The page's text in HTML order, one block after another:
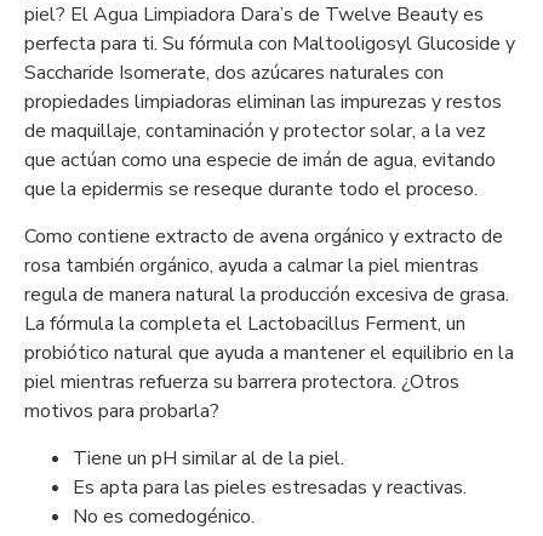
piel? El Agua Limpiadora Dara’s de Twelve Beauty es
perfecta para ti. Su fórmula con Maltooligosyl Glucoside y
Saccharide Isomerate, dos azúcares naturales con
propiedades limpiadoras eliminan las impurezas y restos
de maquillaje, contaminación y protector solar, a la vez
que actúan como una especie de imán de agua, evitando
que la epidermis se reseque durante todo el proceso.
Como contiene extracto de avena orgánico y extracto de
rosa también orgánico, ayuda a calmar la piel mientras
regula de manera natural la producción excesiva de grasa.
La fórmula la completa el Lactobacillus Ferment, un
probiótico natural que ayuda a mantener el equilibrio en la
piel mientras refuerza su barrera protectora. ¿Otros
motivos para probarla?
Tiene un pH similar al de la piel.
Es apta para las pieles estresadas y reactivas.
No es comedogénico.